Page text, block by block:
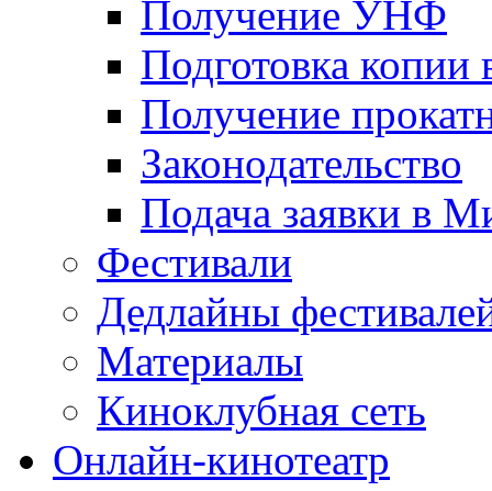
Получение УНФ
Подготовка копии
Получение
Законодательство
Подача заявки в
Фестивали
Дедлайны
Материалы
Киноклубная сеть
Онлайн-кинотеатр